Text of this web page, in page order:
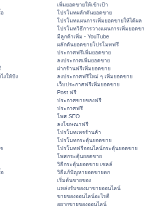
งให้ปัง
เพิ่มยอดขายให้เข้าเป้า
โปรโมทผลักดันยอดขาย
โปรโมทแผนการเพิ่มยอดขายให้ได้ผล
โปรโมทวิธีการวางแผนการเพิ่มยอดข
มีลูกค้าเพิ่ม - YouTube
ผลักดันยอดขายโปรโมทฟรี
ประกาศฟรีเพิ่มยอดขาย
ลงประกาศเพิ่มยอดขาย
ฝากร้านฟรีเพิ่มยอดขาย
ลงประกาศฟรีใหม่ ๆ เพิ่มยอดขาย
เว็บประกาศฟรีเพิ่มยอดขาย
Post ฟรี
ประกาศขายของฟรี
ประกาศฟรี
โพส SEO
ลงโฆษณาฟรี
โปรโมทเพจร้านค้า
โปรโมทกระตุ้นยอดขาย
โปรโมทฟรีออนไลน์กระตุ้นยอดขาย
โพสกระตุ้นยอดขาย
วิธีกระตุ้นยอดขาย เซลล์
วิธีแก้ปัญหายอดขายตก
เริ่มต้นขายของ
แหล่งรับของมาขายออนไลน์
ขายของออนไลน์อะไรดี
อยากขายของออนไลน์